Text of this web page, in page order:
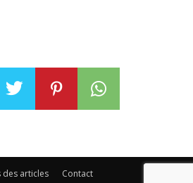
des articles Contact